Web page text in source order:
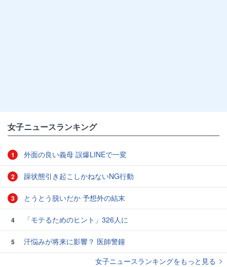
女子ニュースランキング
1 外面の良い義母 誤爆LINEで一変
2 躁状態引き起こしかねないNG行動
3 とうとう脱いだか 予想外の結末
4 「モテるためのヒント」326人に
5
汗悩みが将来に影響？ 医師警鐘
女子ニュースランキングをもっと見る